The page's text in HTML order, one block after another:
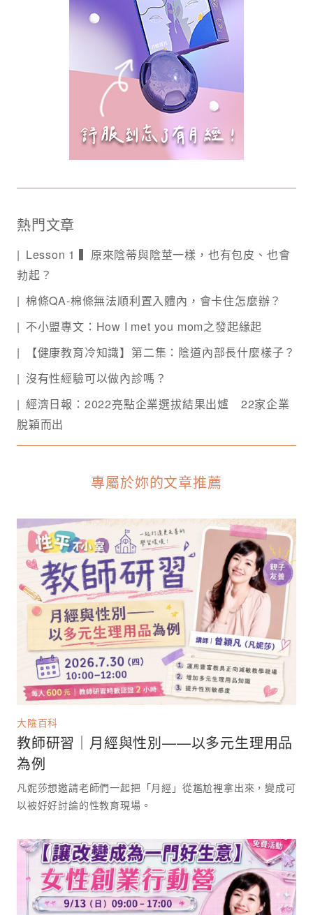
熱門文章
Lesson 1 ▍原來陰蒂與陰莖一樣，也有包皮、也會
勃起？
棉條QA-棉條無法順利置入體內，會卡住怎麼辦？
不小盟專文：How I met you mom之發起緣起
【健康教育冷知識】第二集：陰道內部長什麼樣子？
沒有性經驗可以做內診嗎？
經濟日報：2022亮點企業選拔結果出爐 22家企業
脫穎而出
專屬於妳的文章推薦
大陰百科
教師研習｜月經與性別——以多元生理用品
為例
凡妮莎想邀請老師們一起把「月經」從尷尬裡拿出來，變成可